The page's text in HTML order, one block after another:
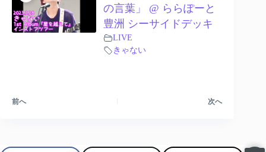
の言葉」 @ ららぽーと
豊洲 シーサイドデッキ
LIVE
きゃない
前へ 次へ